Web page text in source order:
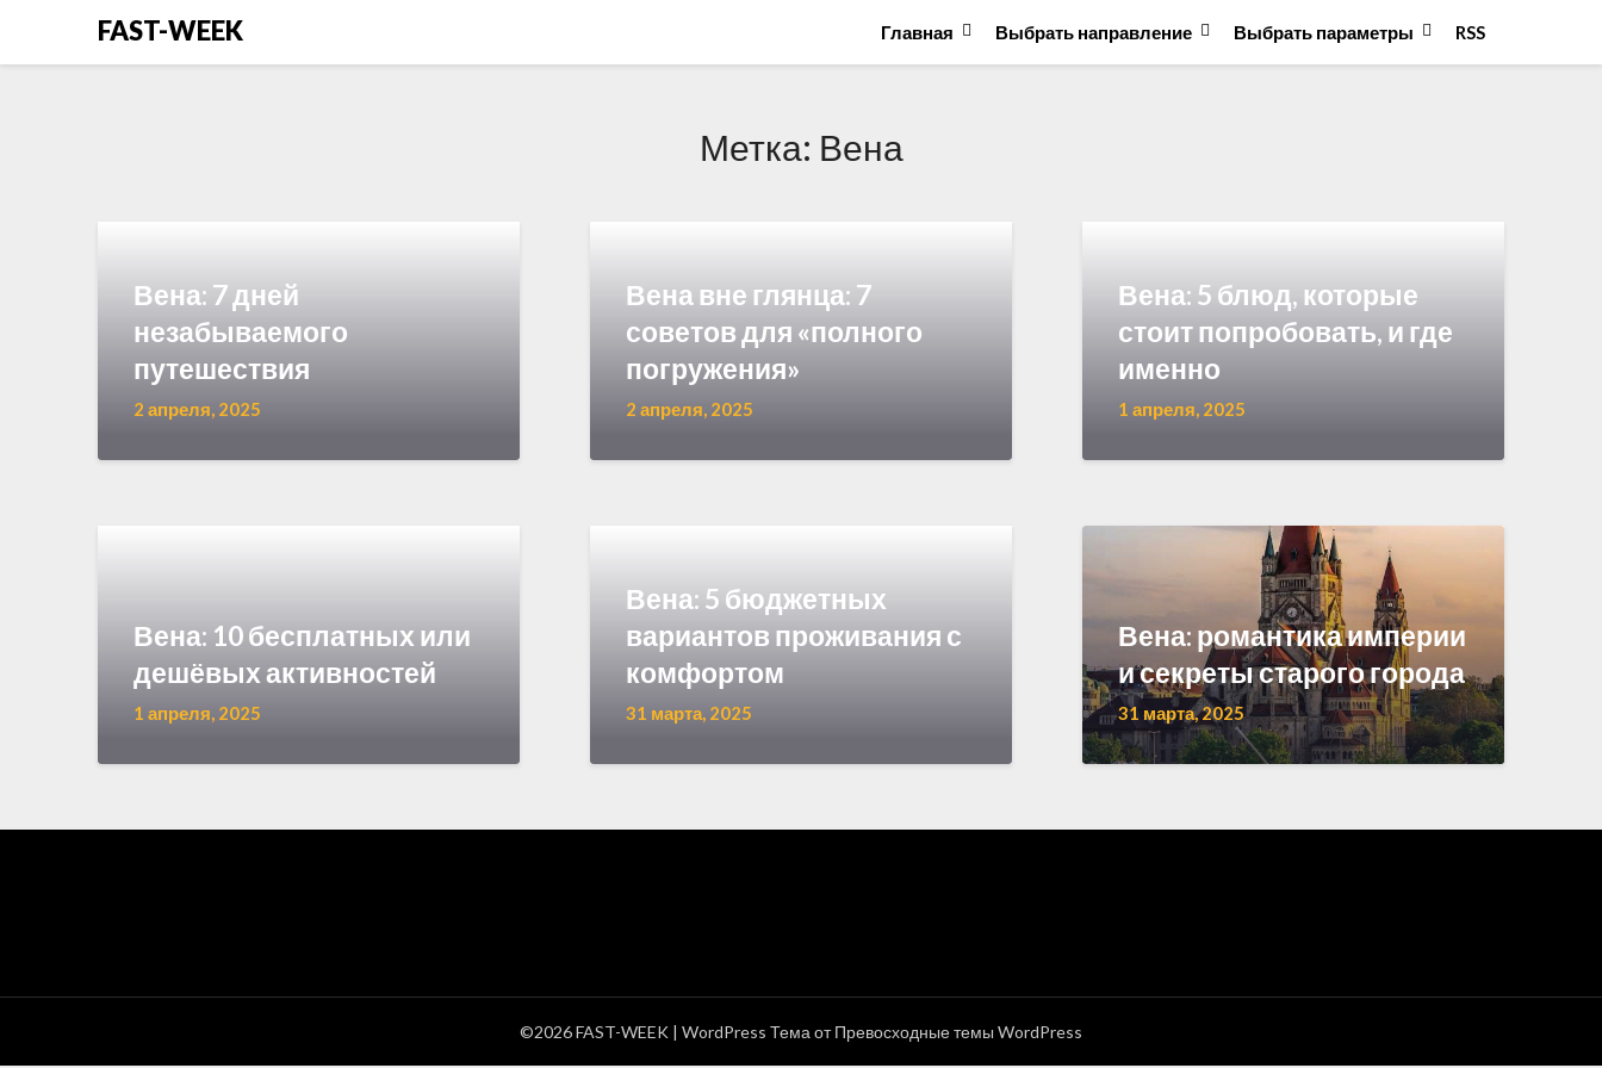
FAST-WEEK Главная Выбрать направление Выбрать параметры RSS
Метка: Вена
Вена: 7 дней
незабываемого
путешествия
2 апреля, 2025
Вена вне глянца: 7
советов для «полного
погружения»
2 апреля, 2025
Вена: 5 блюд, которые
стоит попробовать, и где
именно
1 апреля, 2025
Вена: 10 бесплатных или
дешёвых активностей
1 апреля, 2025
Вена: 5 бюджетных
вариантов проживания с
комфортом
31 марта, 2025
Вена: романтика империи
и секреты старого города
31 марта, 2025
©2026 FAST-WEEK | WordPress Тема отПревосходные темы WordPress